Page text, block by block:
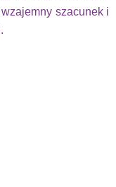
szacunek i